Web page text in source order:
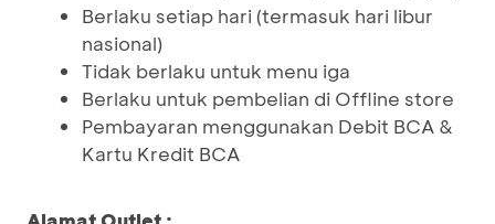
Berlaku setiap hari (termasuk hari libur
nasional)
Tidak berlaku untuk menu iga
Berlaku untuk pembelian di Offline store
Pembayaran menggunakan Debit BCA &
Kartu Kredit BCA